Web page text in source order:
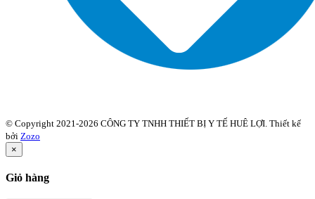
© Copyright 2021-2026 CÔNG TY TNHH THIẾT BỊ Y TẾ HUÊ LỢI. Thiết kế
bởi Zozo
×
Giỏ hàng